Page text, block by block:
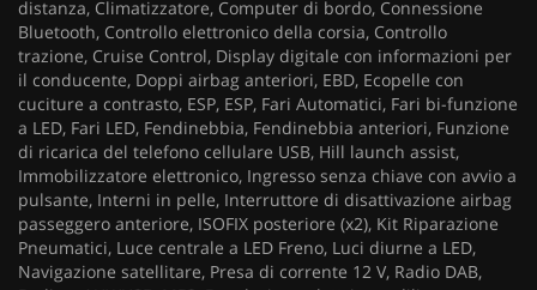
distanza, Climatizzatore, Computer di bordo, Connessione
Bluetooth, Controllo elettronico della corsia, Controllo
trazione, Cruise Control, Display digitale con informazioni per
il conducente, Doppi airbag anteriori, EBD, Ecopelle con
cuciture a contrasto, ESP, ESP, Fari Automatici, Fari bi-funzione
a LED, Fari LED, Fendinebbia, Fendinebbia anteriori, Funzione
di ricarica del telefono cellulare USB, Hill launch assist,
Immobilizzatore elettronico, Ingresso senza chiave con avvio a
pulsante, Interni in pelle, Interruttore di disattivazione airbag
passeggero anteriore, ISOFIX posteriore (x2), Kit Riparazione
Pneumatici, Luce centrale a LED Freno, Luci diurne a LED,
Navigazione satellitare, Presa di corrente 12 V, Radio DAB,